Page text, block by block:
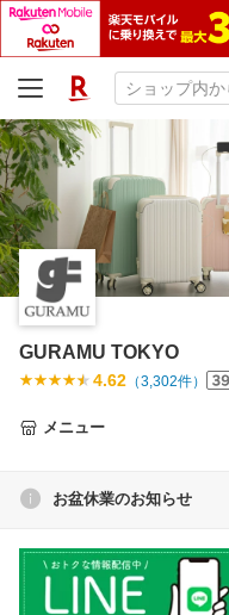
GURAMU TOKYO
4.62 （3,302件）
メニュー
お盆休業のお知らせ